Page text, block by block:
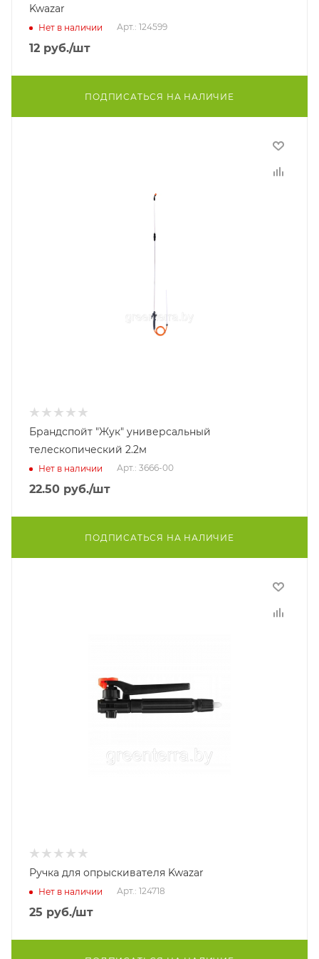
Kwazar
Нет в наличии Арт.: 124599
12 руб./шт
ПОДПИСАТЬСЯ НА НАЛИЧИЕ
Брандспойт "Жук" универсальный
телескопический 2.2м
Нет в наличии Арт.: 3666-00
22.50 руб./шт
ПОДПИСАТЬСЯ НА НАЛИЧИЕ
Ручка для опрыскивателя Kwazar
Нет в наличии Арт.: 124718
25 руб./шт